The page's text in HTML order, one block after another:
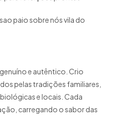
e autêntico. Crio
pelas tradições familiares,
e locais. Cada
carregando o sabor das